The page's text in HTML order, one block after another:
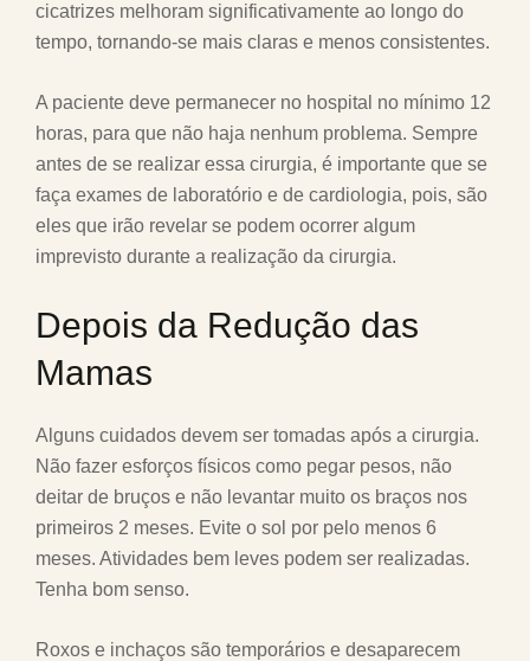
cicatrizes melhoram significativamente ao longo do
tempo, tornando-se mais claras e menos consistentes.
A paciente deve permanecer no hospital no mínimo 12
horas, para que não haja nenhum problema. Sempre
antes de se realizar essa cirurgia, é importante que se
faça exames de laboratório e de cardiologia, pois, são
eles que irão revelar se podem ocorrer algum
imprevisto durante a realização da cirurgia.
Depois da Redução das
Mamas
Alguns cuidados devem ser tomadas após a cirurgia.
Não fazer esforços físicos como pegar pesos, não
deitar de bruços e não levantar muito os braços nos
primeiros 2 meses. Evite o sol por pelo menos 6
meses. Atividades bem leves podem ser realizadas.
Tenha bom senso.
Roxos e inchaços são temporários e desaparecem